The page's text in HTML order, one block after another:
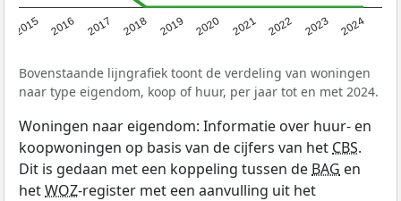
2015 2016 2017 2018 2019 2020 2021 2022 2023 2024
Bovenstaande lijngrafiek toont de verdeling van woningen
naar type eigendom, koop of huur, per jaar tot en met 2024.
Woningen naar eigendom: Informatie over huur- en
koopwoningen op basis van de cijfers van het CBS.
Dit is gedaan met een koppeling tussen de BAG en
hetWOZ-register met een aanvulling uit het